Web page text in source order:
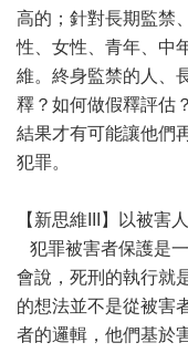
高的；針對長期監禁
性、女性、青年、中
維。終身監禁的人、
釋？如何做假釋評估
結果才有可能讓他們
犯罪。
【新思維III】以被害
犯罪被害者保護是
會說，死刑的執行就
的想法並不是從被害
者的邏輯，他們基於